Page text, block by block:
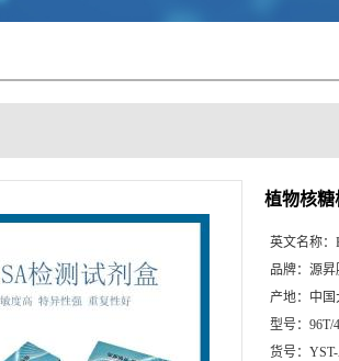
植物核糖
英文名称：
品牌： 源昇
产地： 中国
型号： 96T/
货号：